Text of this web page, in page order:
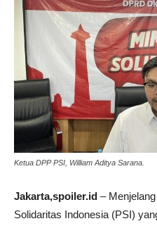
Ketua DPP PSI, William Aditya Sarana.
Jakarta,spoiler.id –
Solidaritas Indonesia (PSI)